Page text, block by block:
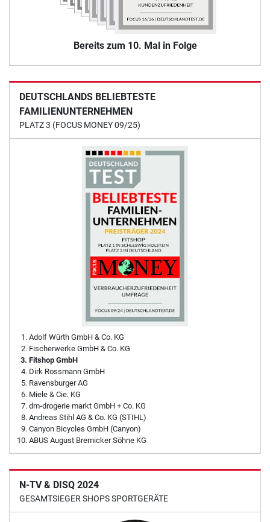
Bereits zum 10. Mal in Folge
DEUTSCHLANDS BELIEBTESTE
FAMILIENUNTERNEHMEN
PLATZ 3 (FOCUS MONEY 09/25)
Adolf Würth GmbH & Co. KG
Fischerwerke GmbH & Co. KG
Fitshop GmbH
Dirk Rossmann GmbH
Ravensburger AG
Miele & Cie. KG
dm-drogerie markt GmbH + Co. KG
Andreas Stihl AG & Co. KG (STIHL)
Canyon Bicycles GmbH (Canyon)
ABUS August Bremicker Söhne KG
N-TV & DISQ 2024
GESAMTSIEGER SHOPS SPORTGERÄTE